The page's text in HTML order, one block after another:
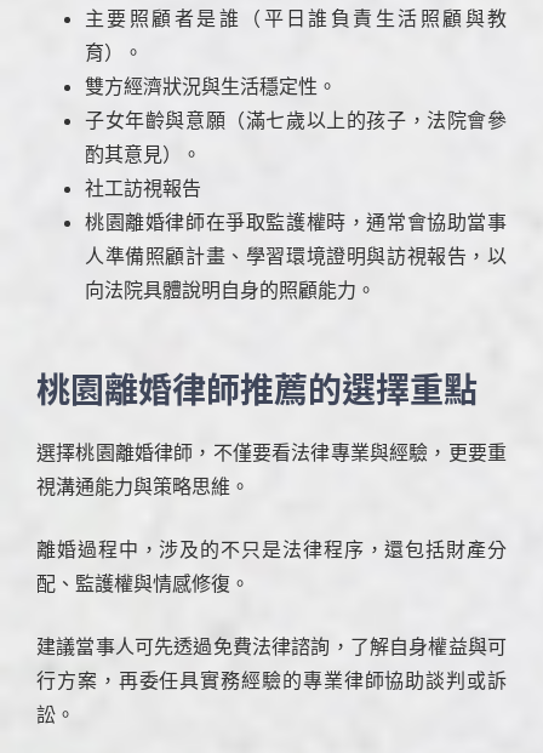
主要照顧者是誰（平日誰負責生活照顧與教
育）。
雙方經濟狀況與生活穩定性。
子女年齡與意願（滿七歲以上的孩子，法院會參
酌其意見）。
社工訪視報告
桃園離婚律師在爭取監護權時，通常會協助當事
人準備照顧計畫、學習環境證明與訪視報告，以
向法院具體說明自身的照顧能力。
桃園離婚律師推薦的選擇重點
選擇桃園離婚律師，不僅要看法律專業與經驗，更要重
視溝通能力與策略思維。
離婚過程中，涉及的不只是法律程序，還包括財產分
配、監護權與情感修復。
建議當事人可先透過免費法律諮詢，了解自身權益與可
行方案，再委任具實務經驗的專業律師協助談判或訴
訟。